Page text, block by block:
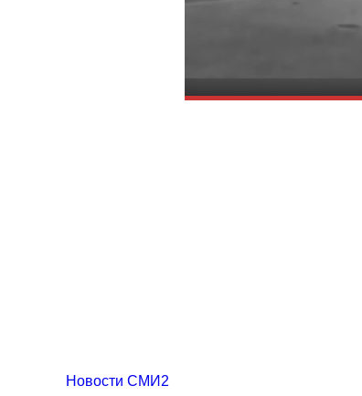
Новости СМИ2